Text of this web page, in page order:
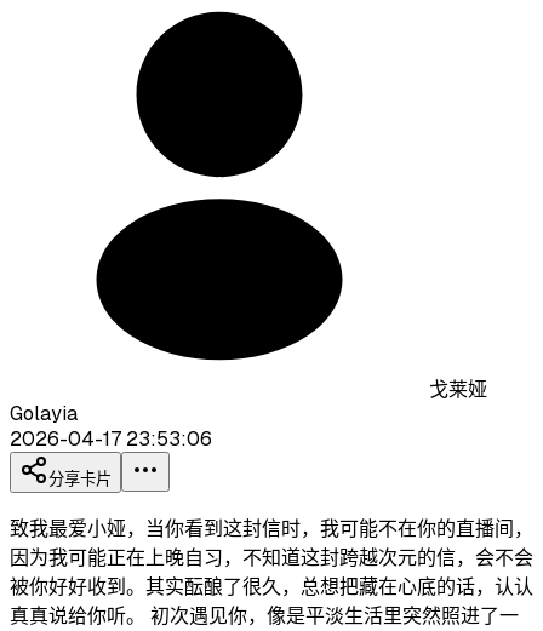
戈莱娅
Golayia
2026-04-17 23:53:06
分享卡片
致我最爱小娅，当你看到这封信时，我可能不在你的直播间，
因为我可能正在上晚自习，不知道这封跨越次元的信，会不会
被你好好收到。其实酝酿了很久，总想把藏在心底的话，认认
真真说给你听。 初次遇见你，像是平淡生活里突然照进了一